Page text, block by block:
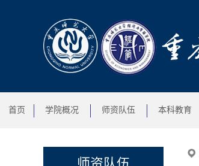
首页 学院概况 师资队伍 本科教育